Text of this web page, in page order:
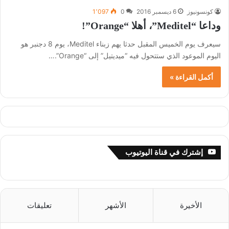
كونسونيوز 6 ديسمبر 2016 0 1٬097
وداعا “Meditel”، أهلا “Orange”!
سيعرف يوم الخميس المقبل حدثا يهم زبناء Meditel، يوم 8 دجنبر هو
اليوم الموعود الذي ستتحول فيه “ميديتيل” إلى “Orange”.…
أكمل القراءة »
إشترك في قناة اليوتيوب
الأخيرة الأشهر تعليقات